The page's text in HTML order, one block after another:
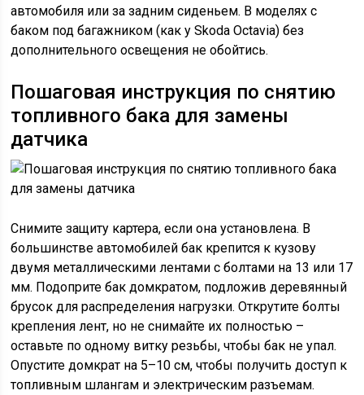
автомобиля или за задним сиденьем. В моделях с
баком под багажником (как у Skoda Octavia) без
дополнительного освещения не обойтись.
Пошаговая инструкция по снятию
топливного бака для замены
датчика
Снимите защиту картера, если она установлена. В
большинстве автомобилей бак крепится к кузову
двумя металлическими лентами с болтами на 13 или 17
мм. Подоприте бак домкратом, подложив деревянный
брусок для распределения нагрузки. Открутите болты
крепления лент, но не снимайте их полностью –
оставьте по одному витку резьбы, чтобы бак не упал.
Опустите домкрат на 5–10 см, чтобы получить доступ к
топливным шлангам и электрическим разъемам.